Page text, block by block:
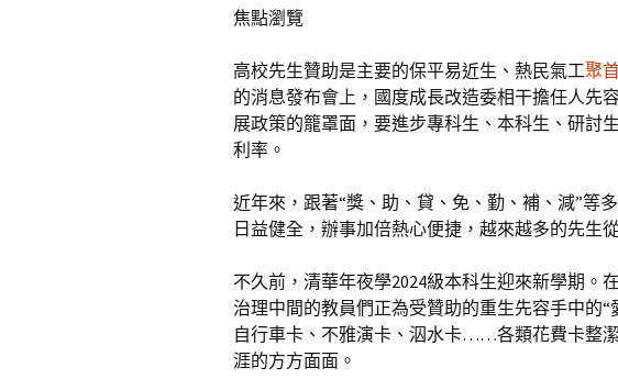
焦點瀏覽
高校先生贊助是主要的保平易近生、熱民氣工聚
的消息發布會上，國度成長改造委相干擔任人先
展政策的籠罩面，要進步專科生、本科生、研討
利率。
近年來，跟著“獎、助、貸、免、勤、補、減”等
日益健全，辦事加倍熱心便捷，越來越多的先生
不久前，清華年夜學2024級本科生迎來新學期。
治理中間的教員們正為受贊助的重生先容手中的“
自行車卡、不雅演卡、泅水卡……各類花費卡整
涯的方方面面。